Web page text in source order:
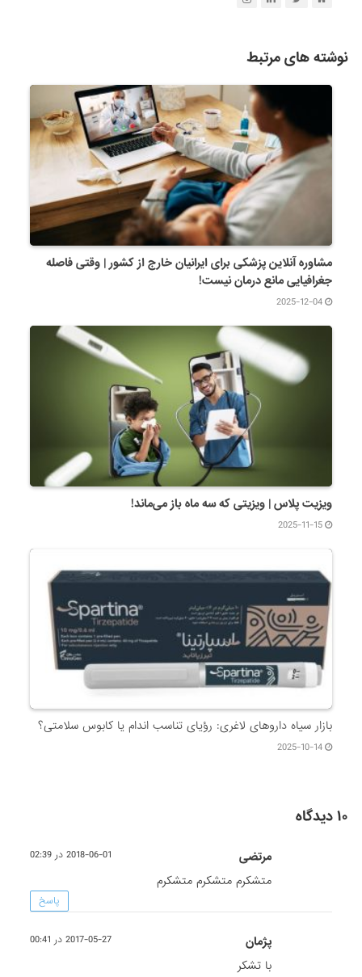
نوشته های مرتبط
مشاوره آنلاین پزشکی برای ایرانیان خارج از کشور | وقتی فاصله
جغرافیایی مانع درمان نیست!
2025-12-04
ویزیت پلاس | ویزیتی که سه ماه باز می‌ماند!
2025-11-15
بازار سیاه داروهای لاغری: رؤیای تناسب اندام یا کابوس سلامتی؟
2025-10-14
۱۰ دیدگاه
مرتضی 2018-06-01 در 02:39
متشکرم متشکرم متشکرم
پاسخ
پژمان 2017-05-27 در 00:41
با تشکر